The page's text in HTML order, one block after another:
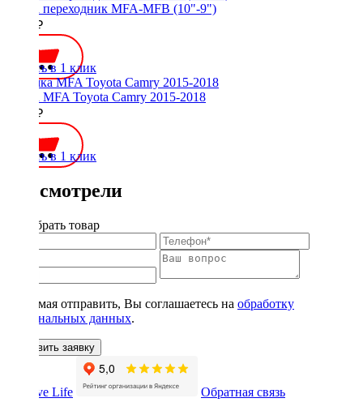
Рамка переходник MFA-MFB (10"-9")
1000 ₽
Купить в 1 клик
Рамка MFA Toyota Camry 2015-2018
2000 ₽
Купить в 1 клик
Вы смотрели
Подобрать товар
Нажимая отправить, Вы соглашаетесь на обработку
персональных данных.
Оставить заявку
Обратная связь